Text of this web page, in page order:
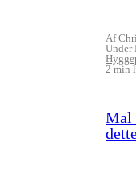
Af
Under
2 min
Mal